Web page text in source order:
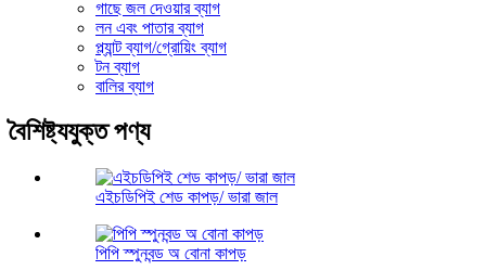
গাছে জল দেওয়ার ব্যাগ
লন এবং পাতার ব্যাগ
প্ল্যান্ট ব্যাগ/গ্রোয়িং ব্যাগ
টন ব্যাগ
বালির ব্যাগ
বৈশিষ্ট্যযুক্ত পণ্য
এইচডিপিই শেড কাপড়/ ভারা জাল
পিপি স্পুনবন্ড অ বোনা কাপড়